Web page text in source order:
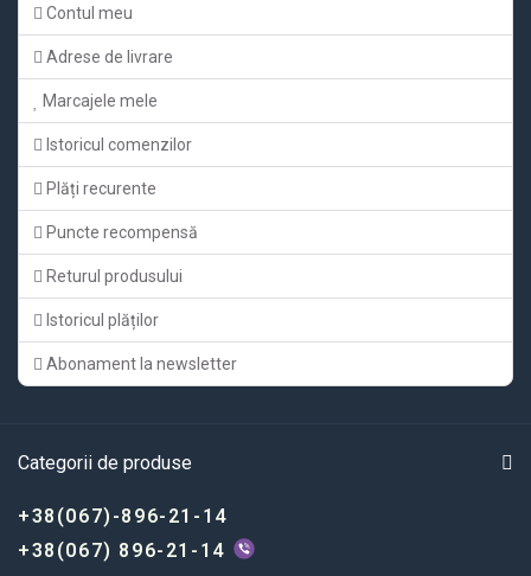
Contul meu
Adrese de livrare
Marcajele mele
Istoricul comenzilor
Plăți recurente
Puncte recompensă
Returul produsului
Istoricul plăților
Abonament la newsletter
Categorii de produse
+38(067)-896-21-14
+38(067) 896-21-14